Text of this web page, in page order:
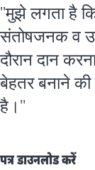
''मुझे लगता है
संतोषजनक व
दौरान दान
बेहतर बनाने की
है।''
पत्र डाउनलोड करें